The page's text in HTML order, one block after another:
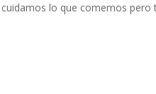
lo que comemos pero